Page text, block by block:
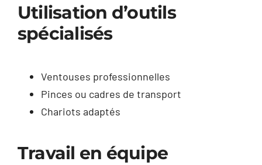
Utilisation d’outils
spécialisés
Ventouses professionnelles
Pinces ou cadres de transport
Chariots adaptés
Travail en équipe